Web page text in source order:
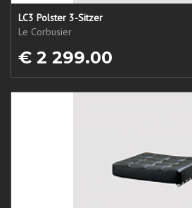
LC3 Polster 3-Sitzer
Le Corbusier
€ 2 299.00